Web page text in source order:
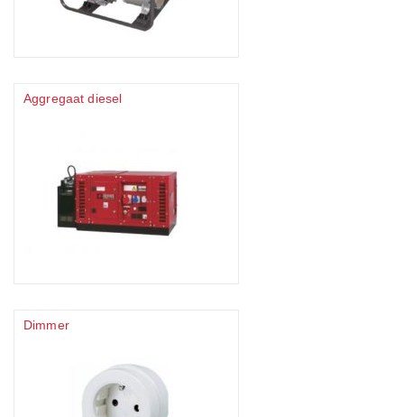
Aggregaat diesel
Dimmer